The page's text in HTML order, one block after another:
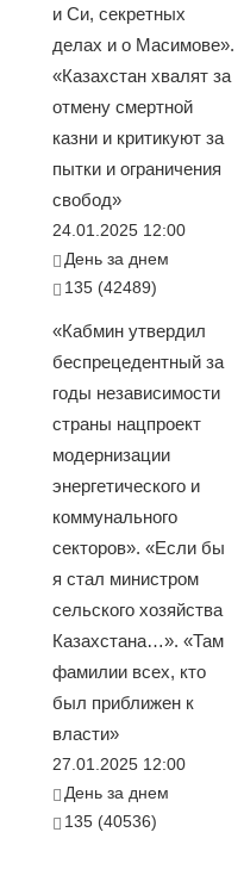
и Си, секретных
делах и о Масимове».
«Казахстан хвалят за
отмену смертной
казни и критикуют за
пытки и ограничения
свобод»
24.01.2025 12:00
День за днем
135 (42489)
«Кабмин утвердил
беспрецедентный за
годы независимости
страны нацпроект
модернизации
энергетического и
коммунального
секторов». «Если бы
я стал министром
сельского хозяйства
Казахстана…». «Там
фамилии всех, кто
был приближен к
власти»
27.01.2025 12:00
День за днем
135 (40536)